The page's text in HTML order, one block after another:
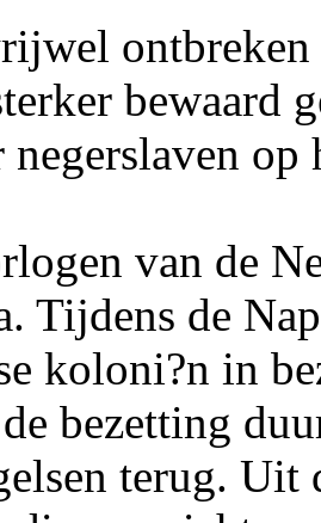
ontbreken
bewaard
op
van de
Tijdens de
koloni?n in
bezetting
terug. Uit